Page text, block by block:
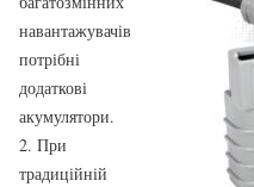
навантажувачів
потрібні
додаткові
акумулятори.
2. При
традиційній